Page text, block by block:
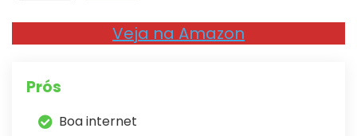
Veja na Amazon
Prós
Boa internet